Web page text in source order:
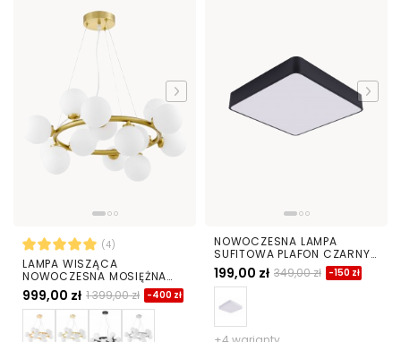
(4)
LAMPA WISZĄCA
NOWOCZESNA MOSIĘŻNA
BIAŁE KULE MARSIADA 15
999,00 zł 1 399,00 zł -400 zł
NOWOCZESNA LAMPA
SUFITOWA PLAFON CZARNY
CUBO D50
199,00 zł 349,00 zł -150 zł